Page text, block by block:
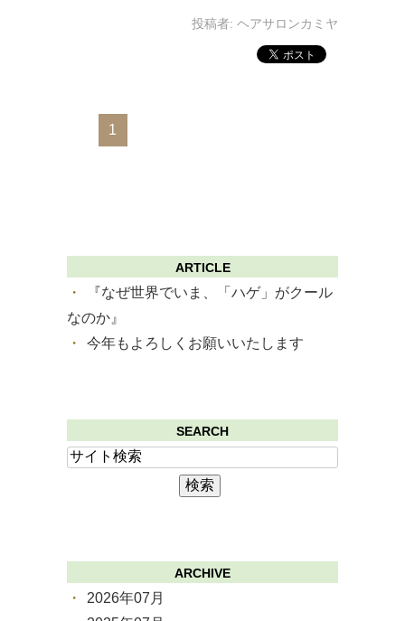
投稿者: ヘアサロンカミヤ
1
ARTICLE
『なぜ世界でいま、「ハゲ」がクール
なのか』
今年もよろしくお願いいたします
SEARCH
ARCHIVE
2026年07月